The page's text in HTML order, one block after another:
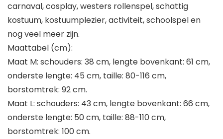
carnaval, cosplay, westers rollenspel, schattig
kostuum, kostuumplezier, activiteit, schoolspel en
nog veel meer zijn.
Maattabel (cm):
Maat M: schouders: 38 cm, lengte bovenkant: 61 cm,
onderste lengte: 45 cm, taille: 80-116 cm,
borstomtrek: 92 cm.
Maat L: schouders: 43 cm, lengte bovenkant: 66 cm,
onderste lengte: 50 cm, taille: 88-110 cm,
borstomtrek: 100 cm.